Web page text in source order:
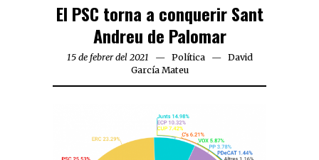
El PSC torna a conquerir Sant
Andreu de Palomar
15 de febrer del 2021 Política
David
García Mateu